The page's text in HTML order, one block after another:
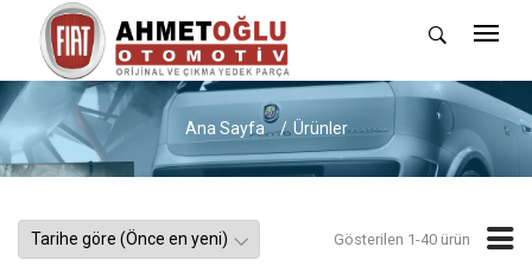
Ana Sayfa Ürünler
Gösterilen 1-40 ürün